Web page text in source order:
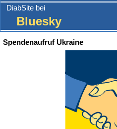
DiabSite bei
Bluesky
Spendenaufruf Ukraine